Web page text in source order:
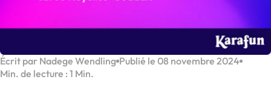
Écrit par Nadege Wendling Publié le 08 novembre 2024
Min. de lecture : 1 Min.